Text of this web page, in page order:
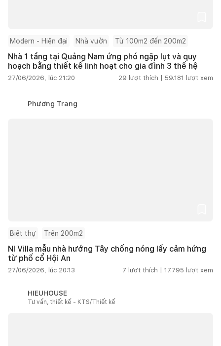
Modern - Hiện đại Nhà vườn Từ 100m2 đến 200m2
Nhà 1 tầng tại Quảng Nam ứng phó ngập lụt và quy
hoạch bằng thiết kế linh hoạt cho gia đình 3 thế hệ
27/06/2026, lúc 21:20 29 lượt thích | 59.181 lượt xem
Phương Trang
Biệt thự Trên 200m2
NI Villa mẫu nhà hướng Tây chống nóng lấy cảm hứng
từ phố cổ Hội An
27/06/2026, lúc 20:13 7 lượt thích | 17.795 lượt xem
HIEUHOUSE
Tư vấn, thiết kế - KTS/Thiết kế